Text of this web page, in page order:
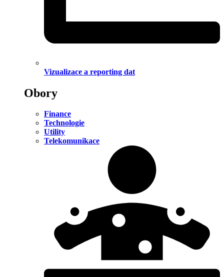
Vizualizace a reporting dat
Obory
Finance
Technologie
Utility
Telekomunikace